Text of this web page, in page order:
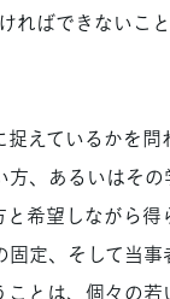
ればできないこ
えているかを問
、あるいはそ
希望しながら
定、そして当
とは、個々の